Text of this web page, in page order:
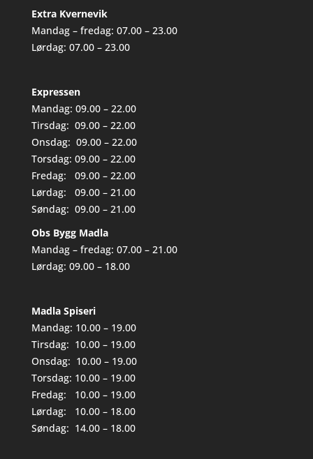
Extra Kvernevik
Mandag – fredag: 07.00 – 23.00
Lørdag: 07.00 – 23.00
Expressen
Mandag: 09.00 – 22.00
Tirsdag: 09.00 – 22.00
Onsdag: 09.00 – 22.00
Torsdag: 09.00 – 22.00
Fredag: 09.00 – 22.00
Lørdag: 09.00 – 21.00
Søndag: 09.00 – 21.00
Obs Bygg Madla
Mandag – fredag: 07.00 – 21.00
Lørdag: 09.00 – 18.00
Madla Spiseri
Mandag: 10.00 – 19.00
Tirsdag: 10.00 – 19.00
Onsdag: 10.00 – 19.00
Torsdag: 10.00 – 19.00
Fredag: 10.00 – 19.00
Lørdag: 10.00 – 18.00
Søndag: 14.00 – 18.00